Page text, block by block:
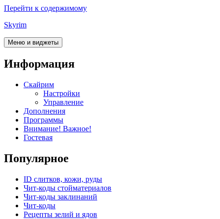
Перейти к содержимому
Skyrim
Меню и виджеты
Информация
Скайрим
Настройки
Управление
Дополнения
Программы
Внимание! Важное!
Гостевая
Популярное
ID слитков, кожи, руды
Чит-коды стойматериалов
Чит-коды заклинаний
Чит-коды
Рецепты зелий и ядов